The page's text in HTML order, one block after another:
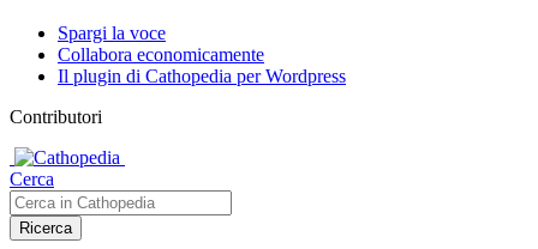
Spargi la voce
Collabora economicamente
Il plugin di Cathopedia per Wordpress
Contributori
Cerca
Ricerca